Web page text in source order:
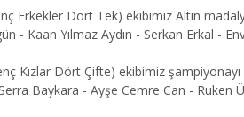
Erkekler Dört Tek) ekibimiz Altın
- Kaan Yılmaz Aydın - Serkan Erkal -
Kızlar Dört Çifte) ekibimiz
Baykara - Ayşe Cemre Can - Ruken